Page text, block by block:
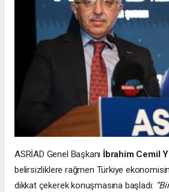
ASRİAD Genel Başkanı İbrahim Cemil
belirsizliklere rağmen Türkiye
dikkat çekerek konuşmasına başladı: